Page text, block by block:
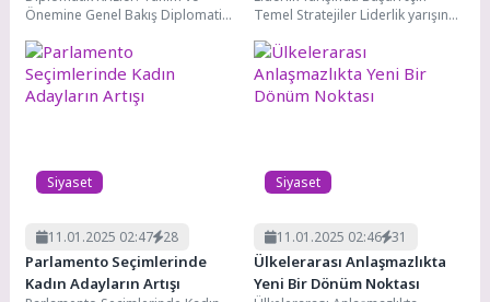
Önemine Genel Bakış Diplomatik
gelen, genellikle siyasi,...
Temel Stratejiler Liderlik yarışında
gelmesiyle elde...
Siyaset
11.01.2025 02:47 28
Parlamento Seçimlerinde
Kadın Adayların Artışı
Siyaset
11.01.2025 02:46 31
Ülkelerarası Anlaşmazlıkta
Yeni Bir Dönüm Noktası